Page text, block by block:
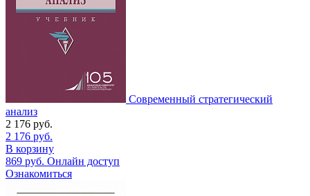
Современный стратегический
анализ
2 176 руб.
2 176 руб.
В корзину
869 руб. Онлайн доступ
Ознакомиться